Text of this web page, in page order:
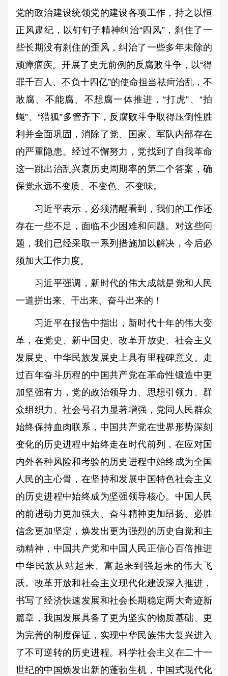
党的政治建设统领党的建设各项工作，持之以恒
正风肃纪，以钉钉子精神纠治“四风”，刹住了一
些长期没有刹住的歪风，纠治了一些多年未除的
顽瘴痼疾。开展了史无前例的反腐败斗争，以“得
罪千百人、不负十四亿”的使命担当祛疴治乱，不
敢腐、不能腐、不想腐一体推进，“打虎”、“拍
蝇”、“猎狐”多管齐下，反腐败斗争取得压倒性胜
利并全面巩固，消除了党、国家、军队内部存在
的严重隐患。经过不懈努力，党找到了自我革命
这一跳出治乱兴衰历史周期率的第二个答案，确
保党永远不变质、不变色、不变味。
习近平表示，必须清醒看到，我们的工作还
存在一些不足，面临不少困难和问题。对这些问
题，我们已经采取一系列措施加以解决，今后必
须加大工作力度。
习近平强调，新时代的伟大成就是党和人民
一道拼出来、干出来、奋斗出来的！
习近平在报告中指出，新时代十年的伟大变
革，在党史、新中国史、改革开放史、社会主义
发展史、中华民族发展史上具有里程碑意义。走
过百年奋斗历程的中国共产党在革命性锻造中更
加坚强有力，党的政治领导力、思想引领力、群
众组织力、社会号召力显著增强，党同人民群众
始终保持血肉联系，中国共产党在世界形势深刻
变化的历史进程中始终走在时代前列，在应对国
内外各种风险和考验的历史进程中始终成为全国
人民的主心骨，在坚持和发展中国特色社会主义
的历史进程中始终成为坚强领导核心。中国人民
的前进动力更加强大、奋斗精神更加昂扬、必胜
信念更加坚定，焕发出更为强烈的历史自觉和主
动精神，中国共产党和中国人民正信心百倍推进
中华民族从站起来、富起来到强起来的伟大飞
跃。改革开放和社会主义现代化建设深入推进，
书写了经济快速发展和社会长期稳定两大奇迹新
篇章，我国发展具备了更为坚实的物质基础、更
为完善的制度保证，实现中华民族伟大复兴进入
了不可逆转的历史进程。科学社会主义在二十一
世纪的中国焕发出新的蓬勃生机，中国式现代化